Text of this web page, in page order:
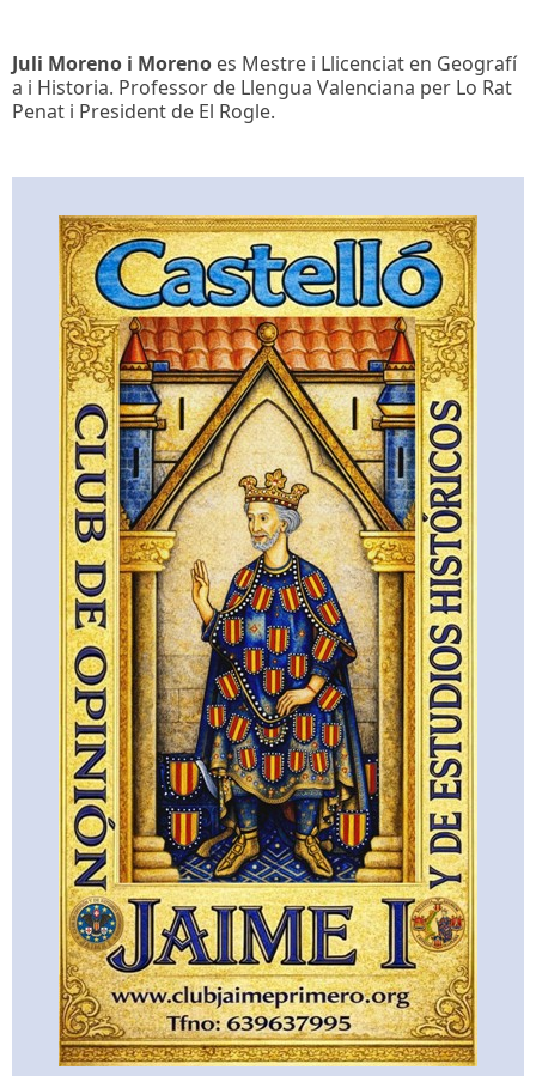
Juli Moreno i Moreno es Mestre i Llicenciat en Geografí
a i Historia. Professor de Llengua Valenciana per Lo Rat
Penat i President de El Rogle.